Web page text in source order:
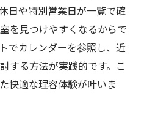
日や特別営業日が一覧で確
を見つけやすくなるからで
でカレンダーを参照し、近
する方法が実践的です。こ
快適な理容体験が叶いま